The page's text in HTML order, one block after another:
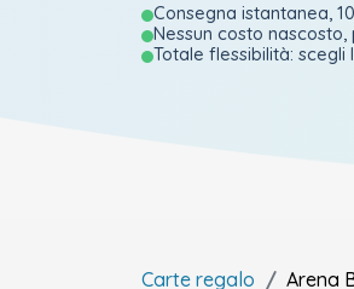
Consegna istantanea,
Nessun costo
Totale flessibilità:
Carte regalo Arena